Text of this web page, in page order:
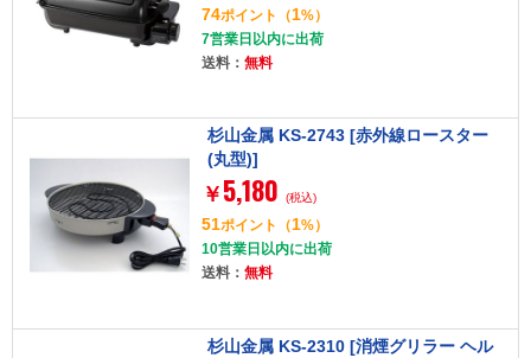
74ポイント （1%）
7営業日以内に出荷
送料： 無料
杉山金属 KS-2743 [赤外線ロースター
(丸型)]
￥ 5,180 (税込)
51ポイント （1%）
10営業日以内に出荷
送料： 無料
杉山金属 KS-2310 [消煙グリラー ヘル